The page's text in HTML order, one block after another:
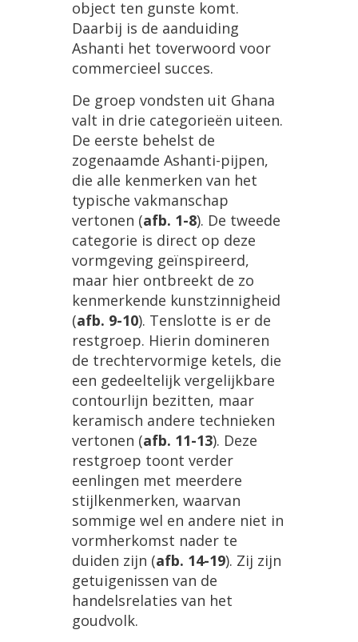
object ten gunste komt.
Daarbij is de aanduiding
Ashanti het toverwoord voor
commercieel succes.
De groep vondsten uit Ghana
valt in drie categorieën uiteen.
De eerste behelst de
zogenaamde Ashanti-pijpen,
die alle kenmerken van het
typische vakmanschap
vertonen (afb. 1-8). De tweede
categorie is direct op deze
vormgeving geïnspireerd,
maar hier ontbreekt de zo
kenmerkende kunstzinnigheid
(afb. 9-10). Tenslotte is er de
restgroep. Hierin domineren
de trechtervormige ketels, die
een gedeeltelijk vergelijkbare
contourlijn bezitten, maar
keramisch andere technieken
vertonen (afb. 11-13). Deze
restgroep toont verder
eenlingen met meerdere
stijlkenmerken, waarvan
sommige wel en andere niet in
vormherkomst nader te
duiden zijn (afb. 14-19). Zij zijn
getuigenissen van de
handelsrelaties van het
goudvolk.